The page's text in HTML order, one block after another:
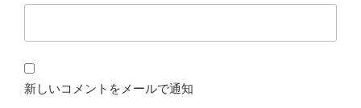
新しいコメントをメールで通知